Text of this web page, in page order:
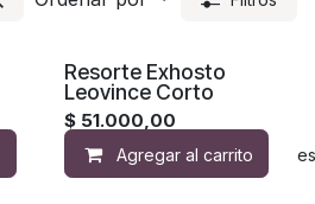
Agregar a la lista de
Resorte Exhosto
Leovince Corto
$ 51.000,00
Agregar al carrito